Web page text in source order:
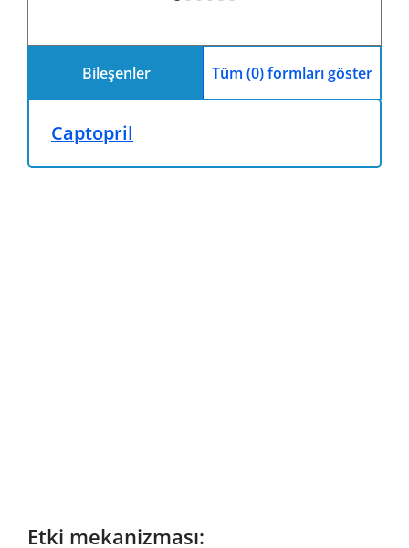
Bileşenler Tüm (0) formları göster
Captopril
Etki mekanizması: